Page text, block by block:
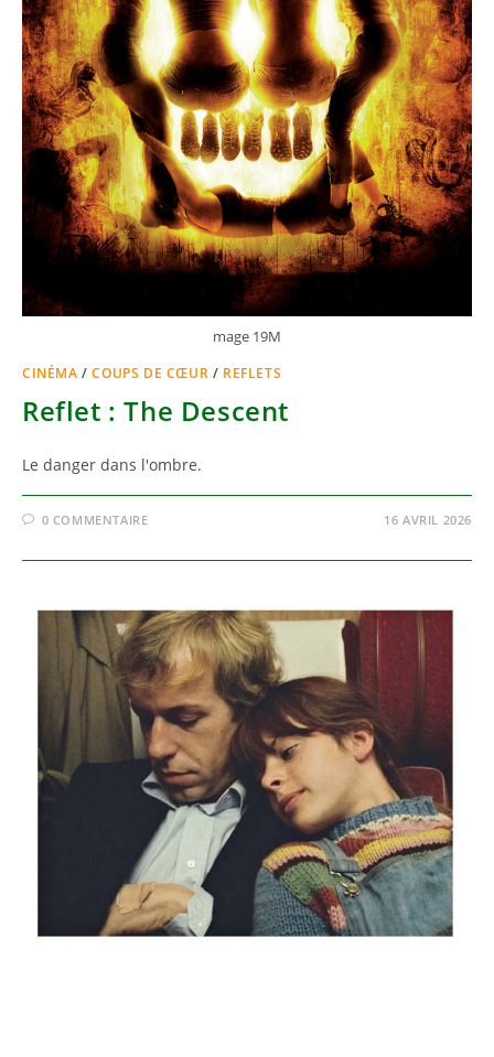
mage 19M
CINÉMA /COUPS DE CŒUR / REFLETS
Reflet : The Descent
Le danger dans l'ombre.
0 COMMENTAIRE 16 AVRIL 2026